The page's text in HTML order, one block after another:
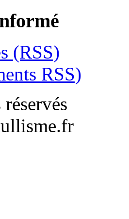
(RSS)
RSS)